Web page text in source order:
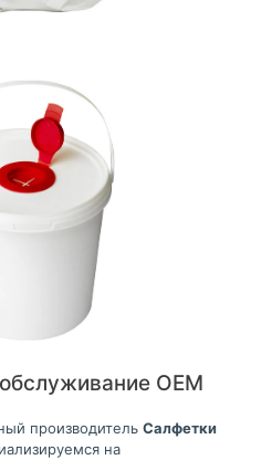
OEM
производитель Салфетки
на